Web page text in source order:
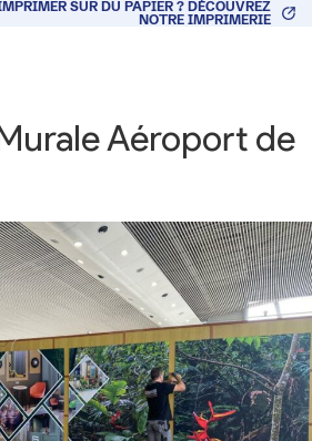
SUR DU PAPIER ? DÉCOUVREZ
NOTRE IMPRIMERIE
Aéroport de